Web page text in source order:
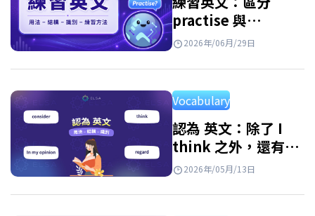
盃等國際賽事所使用的術語。若你收看英國或
歐洲的體育媒體，會比 soccer…
practise 與
practice，以及免費
2026年/06月/29日
Vocabulary
認為 英文：除了 I
think 之外，還有
30 多種表達想法的
2026年/05月/13日